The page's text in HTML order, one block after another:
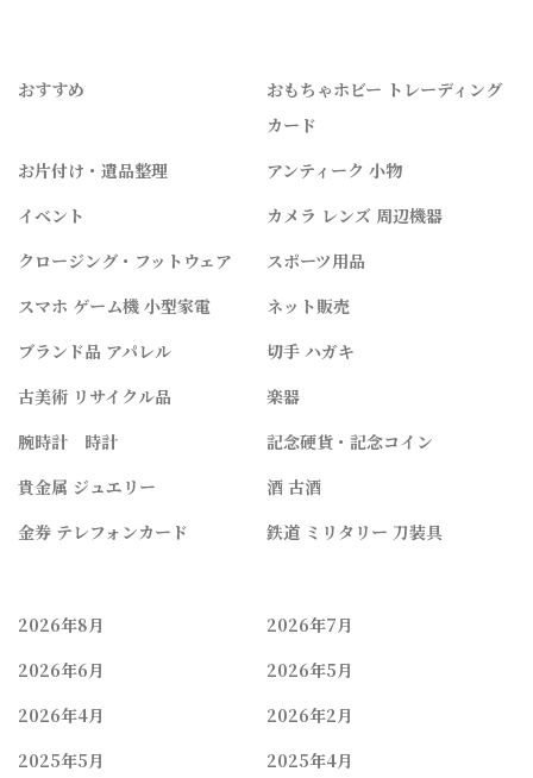
おすすめ
おもちゃホビー トレーディング
カード
お片付け・遺品整理
アンティーク 小物
イベント
カメラ レンズ 周辺機器
クロージング・フットウェア
スポーツ用品
スマホ ゲーム機 小型家電
ネット販売
ブランド品 アパレル
切手 ハガキ
古美術 リサイクル品
楽器
腕時計 時計
記念硬貨・記念コイン
貴金属 ジュエリー
酒 古酒
金券 テレフォンカード
鉄道 ミリタリー 刀装具
2026年8月
2026年7月
2026年6月
2026年5月
2026年4月
2026年2月
2025年5月
2025年4月